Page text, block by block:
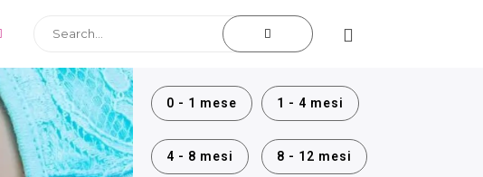
0 - 1 mese 1 - 4 mesi
4 - 8 mesi 8 - 12 mesi